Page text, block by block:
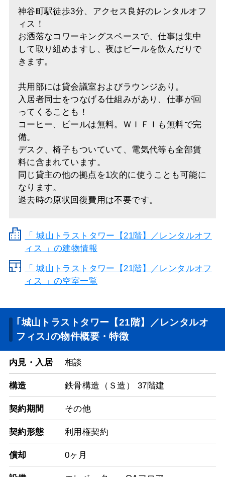
神谷町駅徒歩3分、アクセス良好のレンタルオフ
ィス！
お洒落なコワーキングスペースで、仕事は集中
して取り組めますし、夜はビールを飲んだりで
きます。
共用部には貸会議室およびラウンジあり。
入居者同士をつなげる仕組みがあり、仕事が回
ってくることも！
コーヒー、ビールは無料。ＷＩＦＩも無料で完
備。
デスク、椅子もついていて、電気代等も全部賃
料に含まれています。
同じ貸主の他の拠点を1次的に使うことも可能に
なります。
退去時の原状回復費用は不要です。
「城山トラストタワー【21階】／レンタルオフ
ィス
」の建物情報
「 城山トラストタワー【21階】／レンタルオフ
ィス 」の空室一覧
｢城山トラストタワー【21階】／レンタルオ
フィス｣の物件概要・特徴
内見・入居 相談
構造 鉄骨構造（Ｓ造） 37階建
契約期間 その他
契約形態 利用権契約
償却 0ヶ月